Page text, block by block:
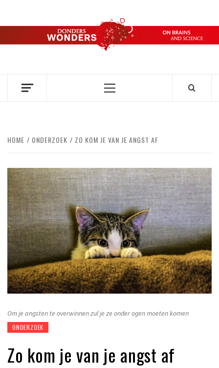
de
DONDERS
OVER HERSENEN EN WETENSCHAP // ON BRAINS AND
Primair
HOME ONDERZOEK ZO KOM JE VAN JE ANGST AF
Om je angsten te overwinnen zul je ze onder ogen moeten komen
ONDERZOEK
Zo kom je van je angst af